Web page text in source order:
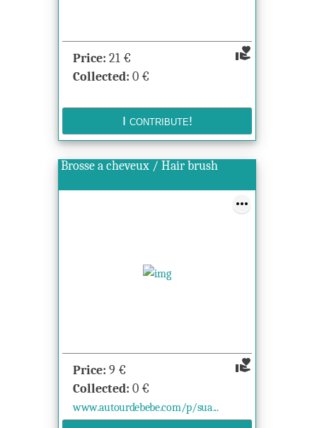
volunteer_activism
Price: 21 €
Collected: 0 €
Brosse a cheveux / Hair brush
volunteer_activism
Price: 9 €
Collected: 0 €
www.autourdebebe.com/p/sua...